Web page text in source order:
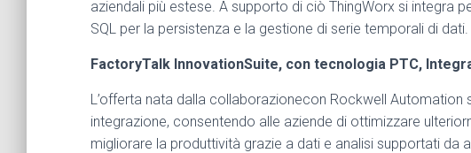
aziendali più estese. A supporto di ciò ThingWorx si integra
SQL per la persistenza e la gestione di serie temporali di dati.
FactoryTalk InnovationSuite, con tecnologia PTC,
L’offerta nata dalla collaborazionecon Rockwell Automation
integrazione, consentendo alle aziende di ottimizzare
migliorare la produttività grazie a dati e analisi supportati da